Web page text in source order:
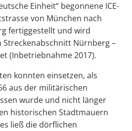
Einheit“ begonnene ICE-
von München nach
fertiggestellt und wird
Nürnberg –
(Inbetriebnahme 2017).
konnten einsetzen, als
aus der militärischen
wurde und nicht länger
historischen Stadtmauern
ließ die dörflichen